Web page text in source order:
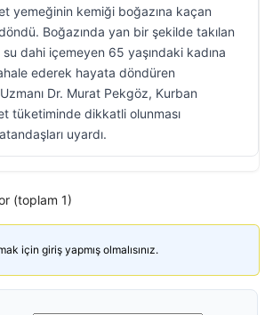
yemeğinin kemiği boğazına kaçan
Boğazında yan bir şekilde takılan
dahi içemeyen 65 yaşındaki kadına
ederek hayata döndüren
Dr. Murat Pekgöz, Kurban
tüketiminde dikkatli olunması
uyardı.
(toplam 1)
için giriş yapmış olmalısınız.